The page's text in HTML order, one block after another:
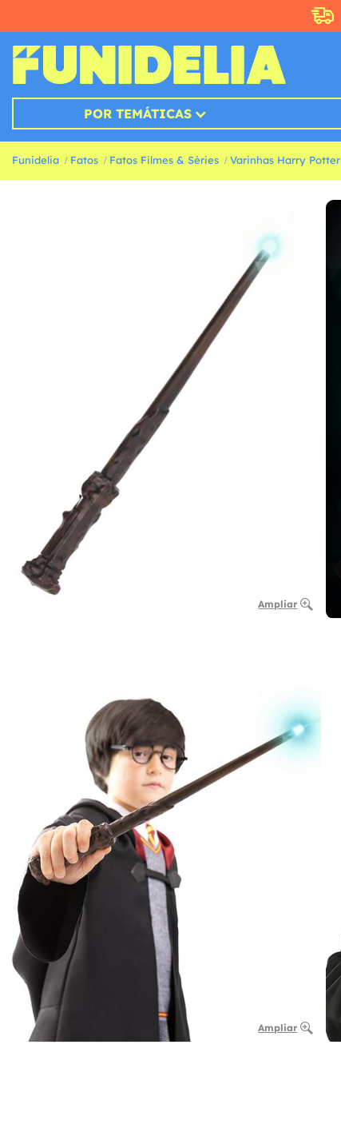
POR TEMÁTICAS
Funidelia Fatos Fatos Filmes & Séries Varinhas Harry Potter
Ampliar
Ampliar